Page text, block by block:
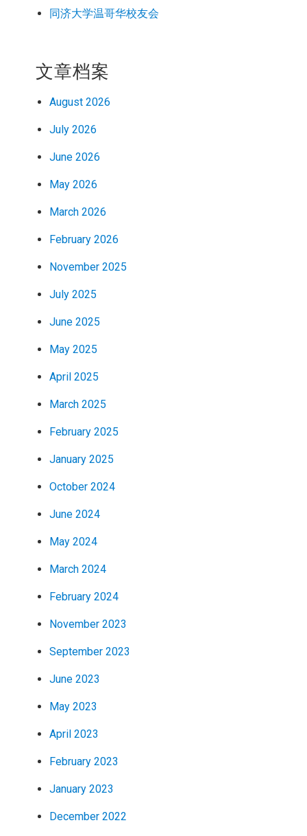
同济大学温哥华校友会
文章档案
August 2026
July 2026
June 2026
May 2026
March 2026
February 2026
November 2025
July 2025
June 2025
May 2025
April 2025
March 2025
February 2025
January 2025
October 2024
June 2024
May 2024
March 2024
February 2024
November 2023
September 2023
June 2023
May 2023
April 2023
February 2023
January 2023
December 2022